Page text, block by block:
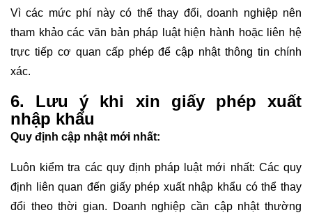
Vì các mức phí này có thể thay đổi, doanh nghiệp nên
tham khảo các văn bản pháp luật hiện hành hoặc liên hệ
trực tiếp cơ quan cấp phép để cập nhật thông tin chính
xác.
6. Lưu ý khi xin giấy phép xuất
nhập khẩu
Quy định cập nhật mới nhất:
Luôn kiểm tra các quy định pháp luật mới nhất: Các quy
định liên quan đến giấy phép xuất nhập khẩu có thể thay
đổi theo thời gian. Doanh nghiệp cần cập nhật thường